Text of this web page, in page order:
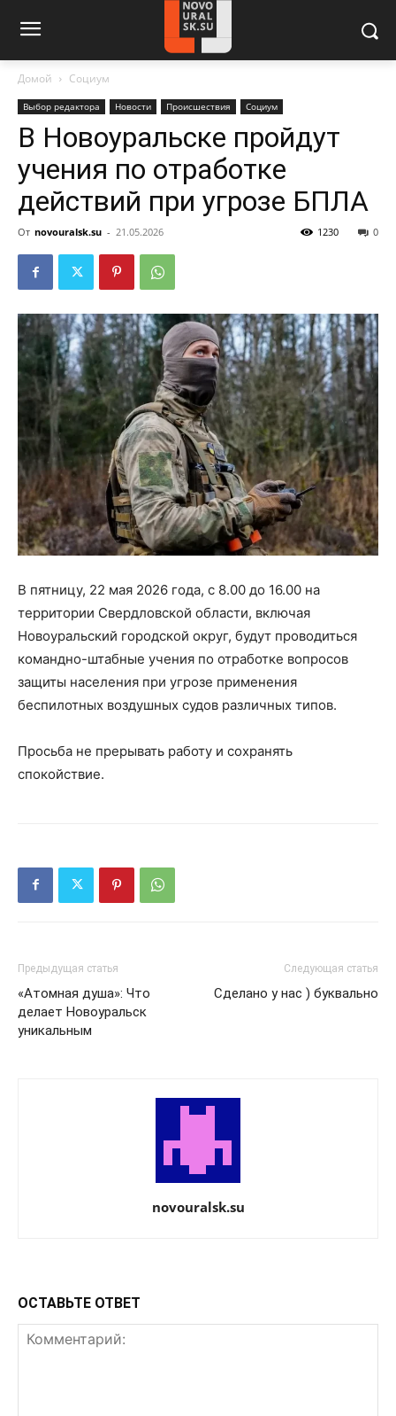
Домой Социум
Выбор редактора Новости Происшествия Социум
В Новоуральске пройдут
учения по отработке
действий при угрозе БПЛА
От novouralsk.su - 21.05.2026 0
1230
В пятницу, 22 мая 2026 года, с 8.00 до 16.00 на
территории Свердловской области, включая
Новоуральский городской округ, будут проводиться
командно-штабные учения по отработке вопросов
защиты населения при угрозе применения
беспилотных воздушных судов различных типов.
Просьба не прерывать работу и сохранять
спокойствие.
Предыдущая статья
«Атомная душа»: Что
делает Новоуральск
уникальным
Следующая статья
Сделано у нас ) буквально
novouralsk.su
ОСТАВЬТЕ ОТВЕТ